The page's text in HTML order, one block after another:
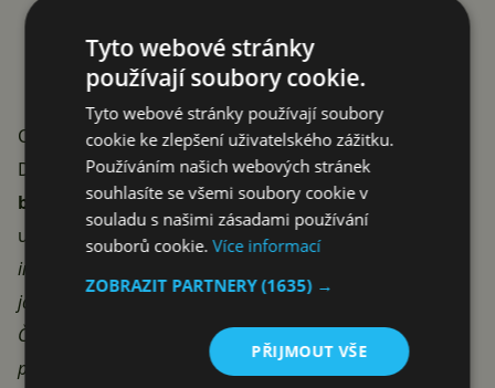
Cílem je rychlejší diagnostika problémů
David Weston,viceprezident pro podnikovou a OS
bezpečnostv Microsoftu, v rozhovoru pro The Verge
uvedl:
„Jde o snahu o jasnost a poskytnutí lepších
informací, které umožní nám i zákazníkům rychle zjistit
jádro problému, abychom ho mohli rychleji opravit.
Částečně jde o přehlednější informace o tom, co přesně se
pokazilo, zda jde o problém Windows nebo nějaké
Tyto webové stránky
používají soubory cookie.
Tyto webové stránky používají soubory
cookie ke zlepšení uživatelského zážitku.
Používáním našich webových stránek
souhlasíte se všemi soubory cookie v
souladu s našimi zásadami používání
souborů cookie.Více informací
ZOBRAZIT PARTNERY(1635) →
PŘIJMOUT VŠE